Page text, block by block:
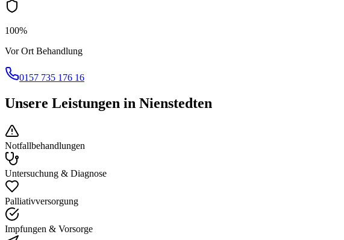
100%
Vor Ort Behandlung
0157 735 176 16
Unsere Leistungen in Nienstedten
Notfallbehandlungen
Untersuchung & Diagnose
Palliativversorgung
Impfungen & Vorsorge